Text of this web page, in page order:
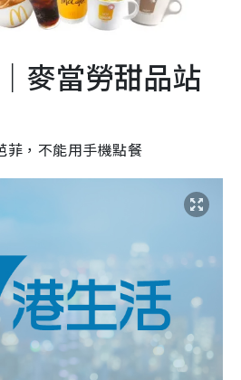
麥當勞甜品站
菲，不能用手機點餐